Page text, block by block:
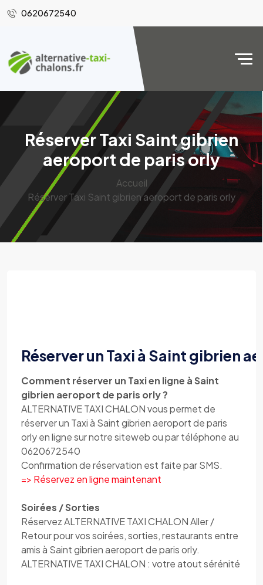
0620672540
Réserver Taxi Saint gibrien
aeroport de paris orly
Accueil
Réserver Taxi Saint gibrien aeroport de paris orly
Réserver un Taxi à Saint gibrien
Comment réserver un Taxi en ligne à Saint
gibrien aeroport de paris orly ?
ALTERNATIVE TAXI CHALON vous permet de
réserver un Taxi à Saint gibrien aeroport de paris
orly en ligne sur notre siteweb ou par téléphone au
0620672540
Confirmation de réservation est faite par SMS.
=> Réservez en ligne maintenant
Soirées / Sorties
Réservez ALTERNATIVE TAXI CHALON Aller /
Retour pour vos soirées, sorties, restaurants entre
amis à Saint gibrien aeroport de paris orly.
ALTERNATIVE TAXI CHALON : votre atout sérénité